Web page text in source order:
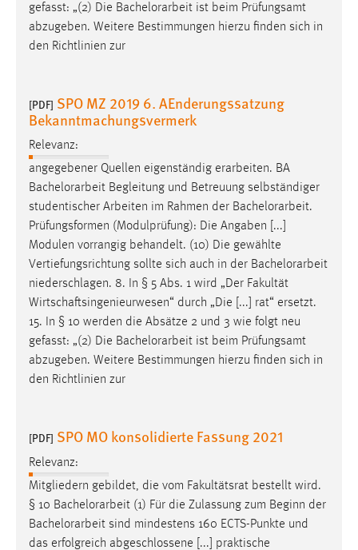
gefasst: „(2) Die Bachelorarbeit ist beim Prüfungsamt
abzugeben. Weitere Bestimmungen hierzu finden sich in
den Richtlinien zur
[PDF] SPO MZ 2019 6. AEnderungssatzung
Bekanntmachungsvermerk
Relevanz:
angegebener Quellen eigenständig erarbeiten. BA
Bachelorarbeit Begleitung und Betreuung selbständiger
studentischer Arbeiten im Rahmen der Bachelorarbeit.
Prüfungsformen (Modulprüfung): Die Angaben [...]
Modulen vorrangig behandelt. (10) Die gewählte
Vertiefungsrichtung sollte sich auch in der Bachelorarbeit
niederschlagen. 8. In § 5 Abs. 1 wird „Der Fakultät
Wirtschaftsingenieurwesen“ durch „Die [...] rat“ ersetzt.
15. In § 10 werden die Absätze 2 und 3 wie folgt neu
gefasst: „(2) Die Bachelorarbeit ist beim Prüfungsamt
abzugeben. Weitere Bestimmungen hierzu finden sich in
den Richtlinien zur
[PDF] SPO MO konsolidierte Fassung 2021
Relevanz:
Mitgliedern gebildet, die vom Fakultätsrat bestellt wird.
§ 10 Bachelorarbeit (1) Für die Zulassung zum Beginn der
Bachelorarbeit sind mindestens 160 ECTS-Punkte und
das erfolgreich abgeschlossene [...] praktische